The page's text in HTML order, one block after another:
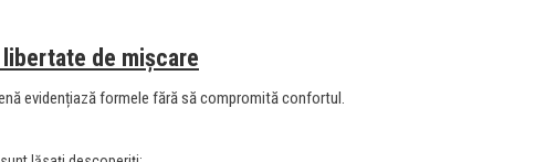
de mișcare
evidențiază formele fără să compromită confortul.